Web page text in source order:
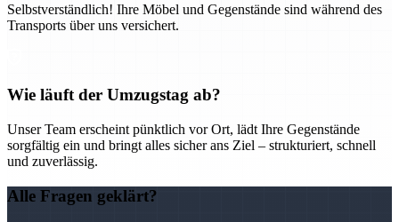
Selbstverständlich! Ihre Möbel und Gegenstände sind während des
Transports über uns versichert.
Wie läuft der Umzugstag ab?
Unser Team erscheint pünktlich vor Ort, lädt Ihre Gegenstände
sorgfältig ein und bringt alles sicher ans Ziel – strukturiert, schnell
und zuverlässig.
Alle Fragen geklärt?